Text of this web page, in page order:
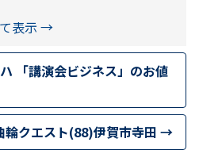
表示 →
「講演会ビジネス」のお値
輪クエスト(88)伊賀市寺田 →